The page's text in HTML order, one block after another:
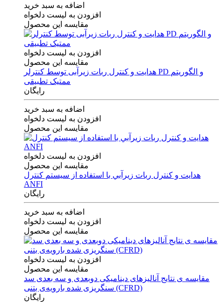
اضافه به سبد خرید
افزودن به لیست دلخواه
مقایسه این محصول
افزودن به لیست دلخواه
مقایسه این محصول
هدایت و کنترل ربات زیرآبی توسط کنترلر PD و الگوریتم
ممتیک تطبیقی
رایگان
اضافه به سبد خرید
افزودن به لیست دلخواه
مقایسه این محصول
افزودن به لیست دلخواه
مقایسه این محصول
هدايت و كنترل ربات زيرآبي با استفاده از سيستم كنترل
ANFI
رایگان
اضافه به سبد خرید
افزودن به لیست دلخواه
مقایسه این محصول
افزودن به لیست دلخواه
مقایسه این محصول
مقایسه ی‌ نتایج آنالیزهای‌ دینامیکی‌ دوبعدی‌ و‌ سه بعدی‌ سد
سنگریزی‌ شده با‌رویه‌ی‌ بتنی‌ (CFRD)
رایگان